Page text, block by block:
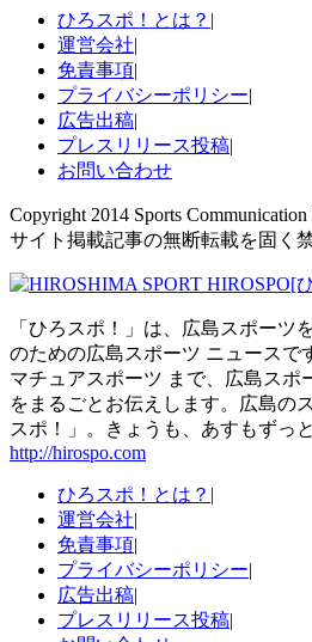
ひろスポ！とは？ |
運営会社|
免責事項|
プライバシーポリシー|
広告出稿|
プレスリリース投稿|
お問い合わせ
Copyright 2014 Sports
サイト掲載記事の無断転載を固く
「ひろスポ！」は、広島スポーツ
のための広島スポーツ ニュースで
マチュアスポーツ まで、広島スポ
をまるごとお伝えします。広島の
スポ！」。きょうも、あすもずっ
http://hirospo.com
ひろスポ！とは？ |
運営会社|
免責事項|
プライバシーポリシー|
広告出稿|
プレスリリース投稿|